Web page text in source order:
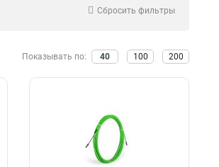
Сбросить фильтры
Показывать по: 40 100 200